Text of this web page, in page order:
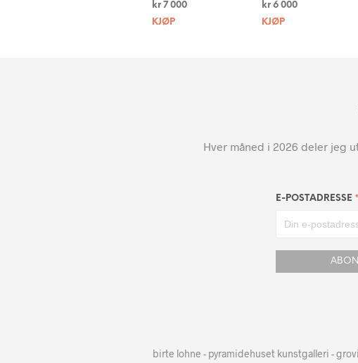
kr7 000
KJØP
kr6 000
KJØP
Hver måned i 2026 deler jeg
E-POSTADRESSE *
birte lohne - pyramidehuset kunstgalleri -